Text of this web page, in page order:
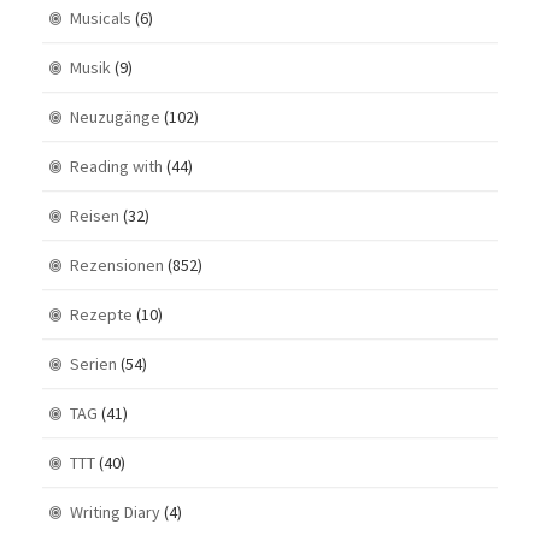
Musicals (6)
Musik(9)
Neuzugänge (102)
Reading with (44)
Reisen (32)
Rezensionen (852)
Rezepte (10)
Serien (54)
TAG (41)
TTT(40)
Writing Diary(4)